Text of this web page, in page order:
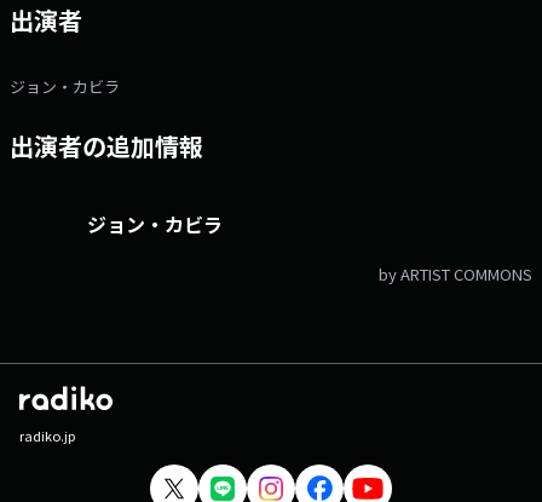
がHOTなトピックを多角的な視点で解きほぐします。 今回は、10月10
日・ドラムの日直前！世界の名ドラマーにフォーカスします。 ■16：
RADIO SHOW！ DJ / Roberta Martinelli (Sao Paulo, Brazil) 13:31 #9
DREAM / JOHN LENNON 13:37 TRUE LOVE CAN'T BE BLIND / CURTIS
TOWER OF POWER 14:06 LIVE FOREVER / OASIS 14:15 WHATEVER /
OASIS 14:44 PRECIOUS / ESPERANZA SPALDING & LEO GENOVESE
14:53 GELATO / YUSSEF DAYES 14:57 SENKWA AGIYA / NAOKI SATO
CARPENTER 15:19 BIG BAD HANDSOME MAN / IMELDA MAY 15:24 AIN'T
RO RO 16:15 ME ACALMO DANANDO / HELIO FLANDERS 16:23 NITE
出演者
ジョン・カビラ
出演者の追加情報
ジョン・カビラ
by ARTIST COMMONS
radiko.jp